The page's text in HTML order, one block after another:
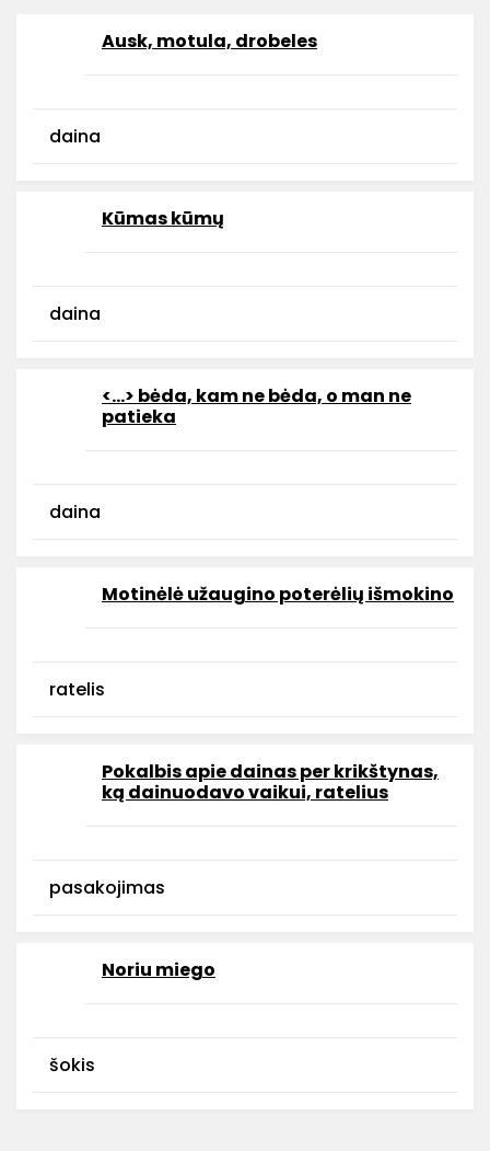
Ausk, motula, drobeles
daina
Kūmas kūmų
daina
<...> bėda, kam ne bėda, o man ne
patieka
daina
Motinėlė užaugino poterėlių išmokino
ratelis
Pokalbis apie dainas per krikštynas,
ką dainuodavo vaikui, ratelius
pasakojimas
Noriu miego
šokis